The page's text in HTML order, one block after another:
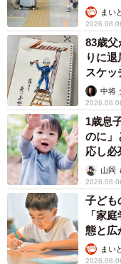
まい
83歳
りに
スケ
ますよ
中将
1歳息
のに
応し
出し…
山岡
子ども
「家
態と広
まい